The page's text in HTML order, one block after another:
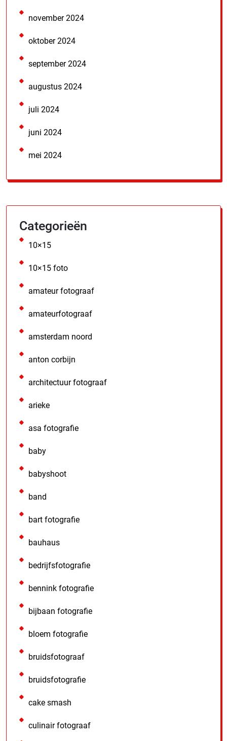
november 2024
oktober 2024
september 2024
augustus 2024
juli 2024
juni 2024
mei 2024
Categorieën
10×15
10×15 foto
amateur fotograaf
amateurfotograaf
amsterdam noord
anton corbijn
architectuur fotograaf
arieke
asa fotografie
baby
babyshoot
band
bart fotografie
bauhaus
bedrijfsfotografie
bennink fotografie
bijbaan fotografie
bloem fotografie
bruidsfotograaf
bruidsfotografie
cake smash
culinair fotograaf